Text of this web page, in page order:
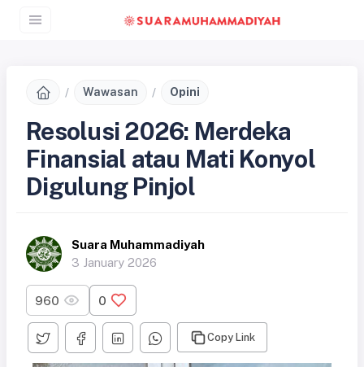
Wawasan Opini
Resolusi 2026: Merdeka
Finansial atau Mati Konyol
Digulung Pinjol
Suara Muhammadiyah
3 January 2026
960 0
Copy Link